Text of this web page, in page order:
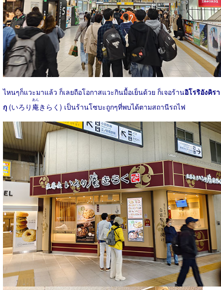
ไหนๆก็แวะมาแล้ว ก็เลยถือโอกาสแวะกินมื้อเย็นด้วย ก็เจอร้านอิโรริอังคิรา
กุ (いろり 庵
あん
きらく) เป็นร้านโซบะถูกๆที่พบได้ตามสถานีรถไฟ